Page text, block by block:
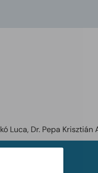
Luca, Dr. Pepa Krisztián